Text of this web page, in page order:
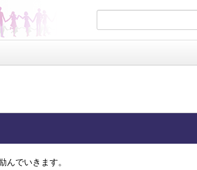
でいきます。